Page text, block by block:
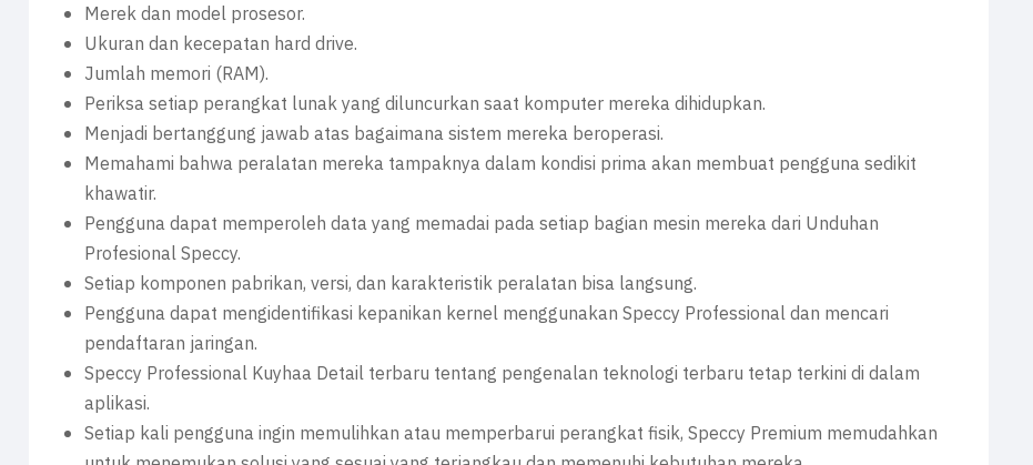
Merek dan model prosesor.
Ukuran dan kecepatan hard drive.
Jumlah memori (RAM).
Periksa setiap perangkat lunak yang diluncurkan saat komputer mereka dihidupkan.
Menjadi bertanggung jawab atas bagaimana sistem mereka beroperasi.
Memahami bahwa peralatan mereka tampaknya dalam kondisi prima akan membuat pengguna sedikit
khawatir.
Pengguna dapat memperoleh data yang memadai pada setiap bagian mesin mereka dari Unduhan
Profesional Speccy.
Setiap komponen pabrikan, versi, dan karakteristik peralatan bisa langsung.
Pengguna dapat mengidentifikasi kepanikan kernel menggunakan Speccy Professional dan mencari
pendaftaran jaringan.
Speccy Professional Kuyhaa Detail terbaru tentang pengenalan teknologi terbaru tetap terkini di dalam
aplikasi.
Setiap kali pengguna ingin memulihkan atau memperbarui perangkat fisik, Speccy Premium memudahkan